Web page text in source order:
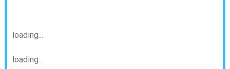
loading...
loading...